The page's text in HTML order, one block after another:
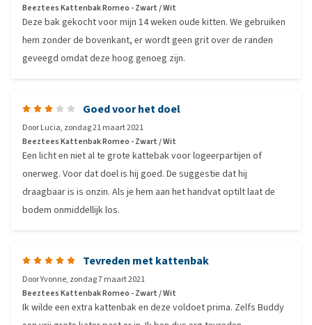
Beeztees Kattenbak Romeo - Zwart / Wit
Deze bak gekocht voor mijn 14 weken oude kitten. We gebruiken
hem zonder de bovenkant, er wordt geen grit over de randen
geveegd omdat deze hoog genoeg zijn.
Goed voor het doel
DoorLucia, zondag 21 maart 2021
Beeztees Kattenbak Romeo - Zwart / Wit
Een licht en niet al te grote kattebak voor logeerpartijen of
onerweg. Voor dat doel is hij goed. De suggestie dat hij
draagbaar is is onzin. Als je hem aan het handvat optilt laat de
bodem onmiddellijk los.
Tevreden met kattenbak
DoorYvonne, zondag 7 maart 2021
Beeztees Kattenbak Romeo - Zwart / Wit
Ik wilde een extra kattenbak en deze voldoet prima. Zelfs Buddy